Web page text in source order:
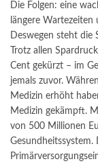
Die Folgen: eine
längere
Deswegen steht die
Trotz allen
Cent gekürzt – im
jemals zuvor.
Medizin erhöht
Medizin gekämpft.
von 500 Millionen